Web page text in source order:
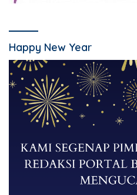
Happy New Year